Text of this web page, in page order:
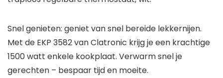
Snel genieten: geniet van snel bereide lekkernijen.
Met de EKP 3582 van Clatronic krijg je een krachtige
1500 watt enkele kookplaat. Verwarm snel je
gerechten – bespaar tijd en moeite.